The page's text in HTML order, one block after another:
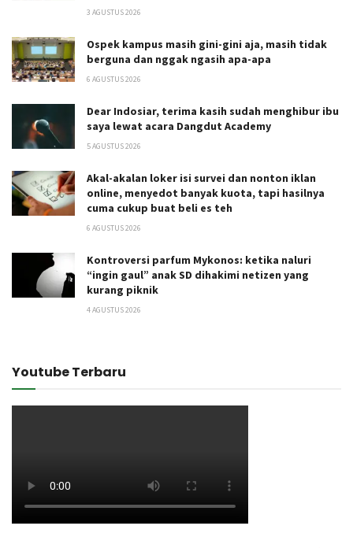
3 AGUSTUS 2026
Ospek kampus masih gini-gini aja, masih tidak
berguna dan nggak ngasih apa-apa
6 AGUSTUS 2026
Dear Indosiar, terima kasih sudah menghibur ibu
saya lewat acara Dangdut Academy
5 AGUSTUS 2026
Akal-akalan loker isi survei dan nonton iklan
online, menyedot banyak kuota, tapi hasilnya
cuma cukup buat beli es teh
6 AGUSTUS 2026
Kontroversi parfum Mykonos: ketika naluri
“ingin gaul” anak SD dihakimi netizen yang
kurang piknik
4 AGUSTUS 2026
Youtube Terbaru